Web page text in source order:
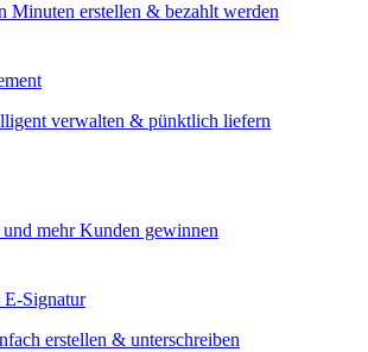
Minuten erstellen & bezahlt werden
verwalten & pünktlich liefern
mehr Kunden gewinnen
Signatur
erstellen & unterschreiben